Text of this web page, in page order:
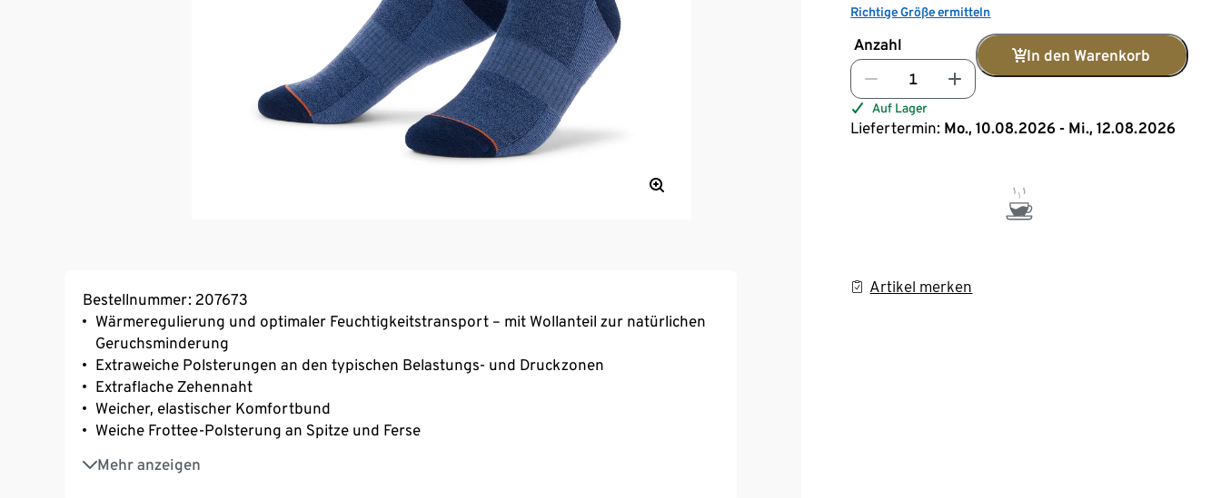
Richtige Größe ermitteln
Anzahl
In den Warenkorb
Auf Lager
Liefertermin: Mo., 10.08.2026 - Mi., 12.08.2026
Artikel merken
Bestellnummer: 207673
Wärmeregulierung und optimaler Feuchtigkeitstransport – mit Wollanteil zur natürlichen
Geruchsminderung
Extraweiche Polsterungen an den typischen Belastungs- und Druckzonen
Extraflache Zehennaht
Weicher, elastischer Komfortbund
Weiche Frottee-Polsterung an Spitze und Ferse
Mehr anzeigen
Mit Markenelasthan: formbeständig, perfekter Sitz, hoher Tragekomfort